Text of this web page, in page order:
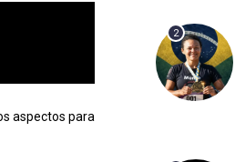
aspectos para
2